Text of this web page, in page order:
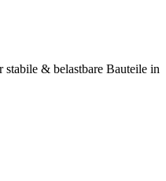
& belastbare Bauteile in